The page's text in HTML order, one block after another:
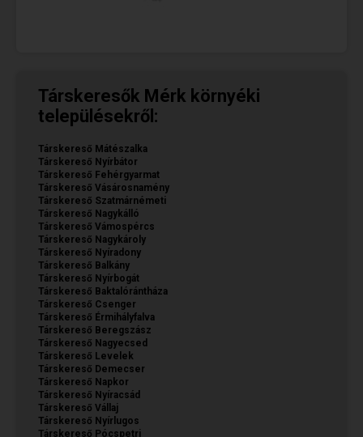
Társkeresők Mérk környéki
településekről:
Társkereső Mátészalka
Társkereső Nyírbátor
Társkereső Fehérgyarmat
Társkereső Vásárosnamény
Társkereső Szatmárnémeti
Társkereső Nagykálló
Társkereső Vámospércs
Társkereső Nagykároly
Társkereső Nyíradony
Társkereső Balkány
Társkereső Nyírbogát
Társkereső Baktalórántháza
Társkereső Csenger
Társkereső Érmihályfalva
Társkereső Beregszász
Társkereső Nagyecsed
Társkereső Levelek
Társkereső Demecser
Társkereső Napkor
Társkereső Nyíracsád
Társkereső Vállaj
Társkereső Nyírlugos
Társkereső Pócspetri